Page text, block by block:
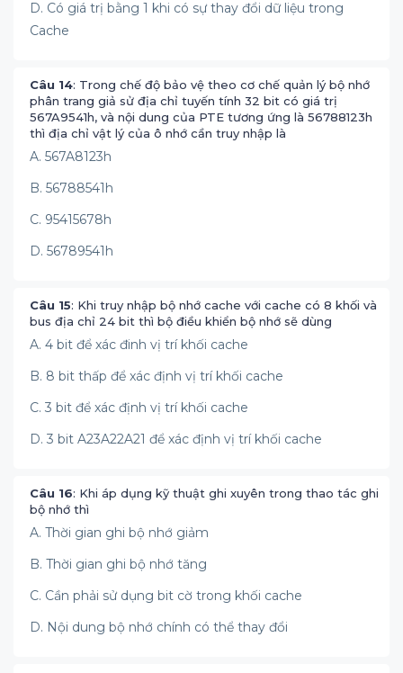
D. Có giá trị bằng 1 khi có sự thay đổi dữ liệu trong
Cache
Câu 14: Trong chế độ bảo vệ theo cơ chế quản lý bộ nhớ
phân trang giả sử địa chỉ tuyến tính 32 bit có giá trị
567A9541h, và nội dung của PTE tương ứng là 56788123h
thì địa chỉ vật lý của ô nhớ cần truy nhập là
A. 567A8123h
B. 56788541h
C. 95415678h
D. 56789541h
Câu 15: Khi truy nhập bộ nhớ cache với cache có 8 khối và
bus địa chỉ 24 bit thì bộ điều khiển bộ nhớ sẽ dùng
A. 4 bit để xác đinh vị trí khối cache
B. 8 bit thấp để xác định vị trí khối cache
C. 3 bit để xác định vị trí khối cache
D. 3 bit A23A22A21 để xác định vị trí khối cache
Câu 16: Khi áp dụng kỹ thuật ghi xuyên trong thao tác ghi
bộ nhớ thì
A. Thời gian ghi bộ nhớ giảm
B. Thời gian ghi bộ nhớ tăng
C. Cần phải sử dụng bit cờ trong khối cache
D. Nội dung bộ nhớ chính có thể thay đổi